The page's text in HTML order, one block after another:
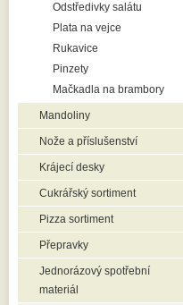
Odstředivky salátu
Plata na vejce
Rukavice
Pinzety
Mačkadla na brambory
Mandoliny
Nože a příslušenství
Krájecí desky
Cukrářský sortiment
Pizza sortiment
Přepravky
Jednorázový spotřební
materiál